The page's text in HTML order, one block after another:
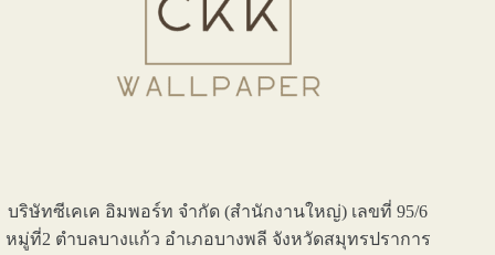
บริษัทซีเคเค อิมพอร์ท จำกัด (สำนักงานใหญ่) เลขที่ 95/6
หมู่ที่2 ตำบลบางแก้ว อำเภอบางพลี จังหวัดสมุทรปราการ